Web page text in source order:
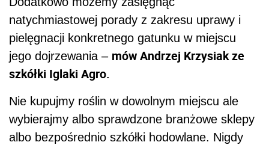
natychmiastowej porady z zakresu uprawy i
pielęgnacji konkretnego gatunku w miejscu
jego dojrzewania – mów Andrzej Krzysiak ze
szkółki Iglaki Agro.
Nie kupujmy roślin w dowolnym miejscu ale
wybierajmy albo sprawdzone branżowe sklepy
albo bezpośrednio szkółki hodowlane. Nigdy